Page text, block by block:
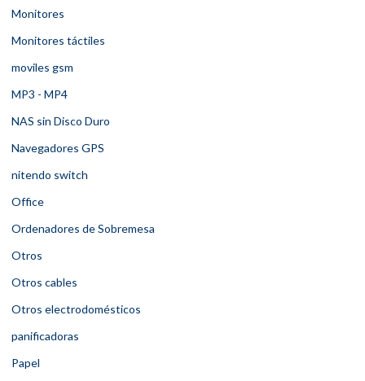
Monitores
Monitores táctiles
moviles gsm
MP3 - MP4
NAS sin Disco Duro
Navegadores GPS
nitendo switch
Office
Ordenadores de Sobremesa
Otros
Otros cables
Otros electrodomésticos
panificadoras
Papel